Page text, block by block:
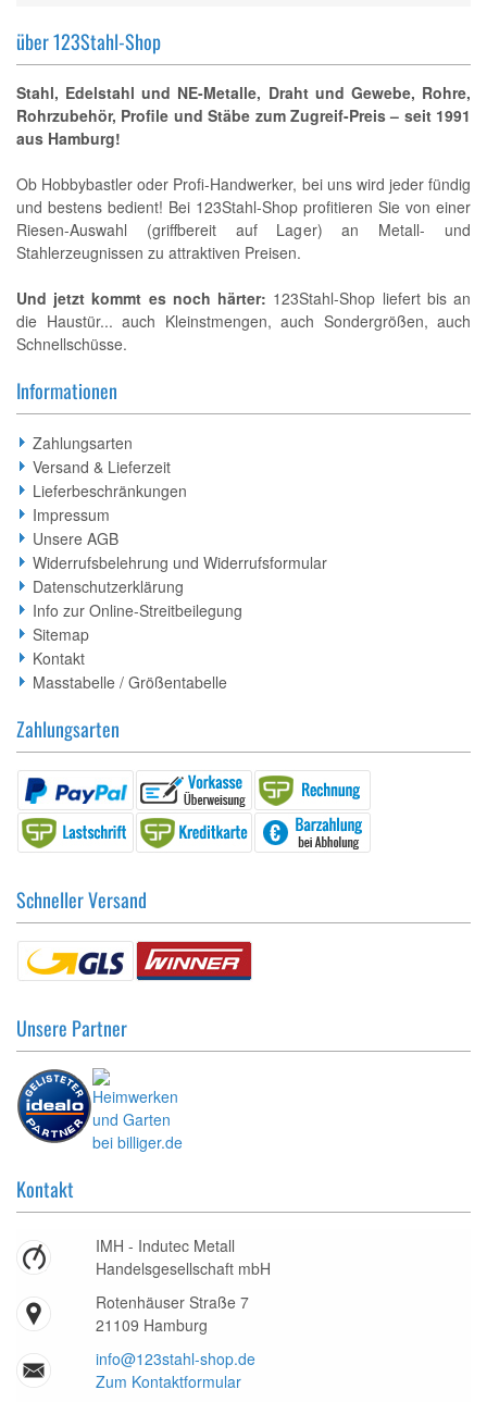
über 123Stahl-Shop
Stahl, Edelstahl und NE-Metalle, Draht und Gewebe, Rohre,
Rohrzubehör, Profile und Stäbe zum Zugreif-Preis – seit 1991
aus Hamburg!
Ob Hobbybastler oder Profi-Handwerker, bei uns wird jeder fündig
und bestens bedient! Bei 123Stahl-Shop profitieren Sie von einer
Riesen-Auswahl (griffbereit auf Lager) an Metall- und
Stahlerzeugnissen zu attraktiven Preisen.
Und jetzt kommt es noch härter: 123Stahl-Shop liefert bis an
die Haustür... auch Kleinstmengen, auch Sondergrößen, auch
Schnellschüsse.
Informationen
Zahlungsarten
Versand & Lieferzeit
Lieferbeschränkungen
Impressum
Unsere AGB
Widerrufsbelehrung und Widerrufsformular
Datenschutzerklärung
Info zur Online-Streitbeilegung
Sitemap
Kontakt
Masstabelle / Größentabelle
Zahlungsarten
Schneller Versand
Unsere Partner
Kontakt
IMH - Indutec Metall
Handelsgesellschaft mbH
Rotenhäuser Straße 7
21109 Hamburg
info@123stahl-shop.de
Zum Kontaktformular